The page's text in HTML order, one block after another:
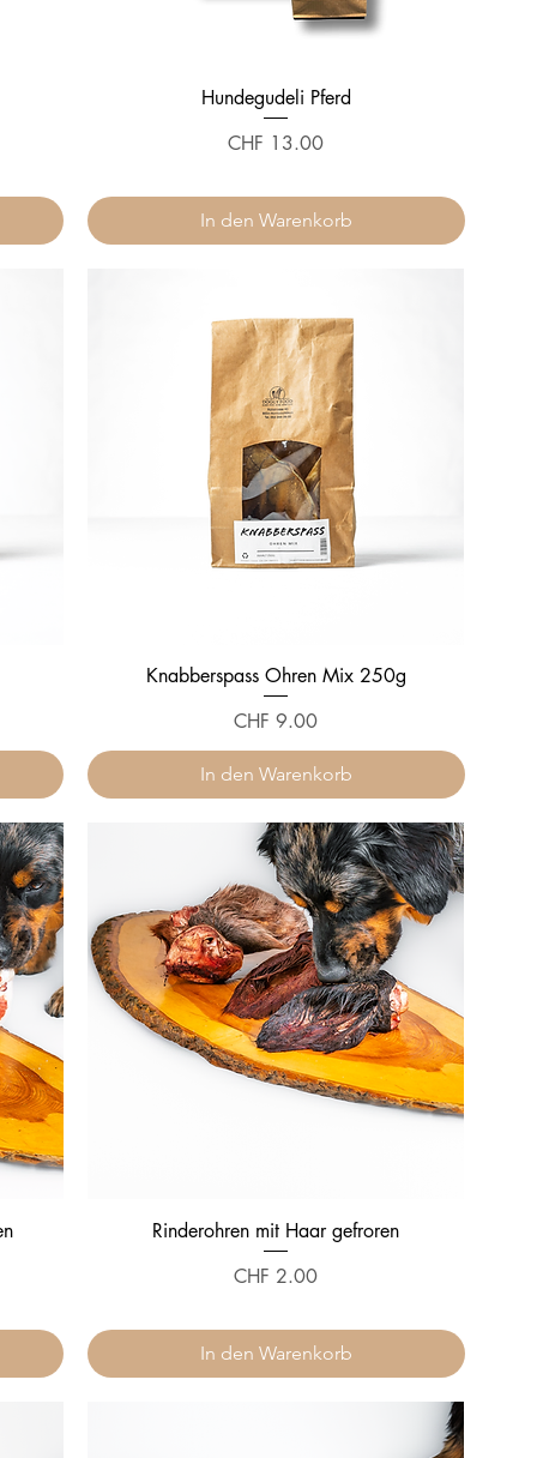
Hundegudeli Pferd
Preis
CHF 13.00
In den Warenkorb
Knabberspass Ohren Mix 250g
Preis
CHF 9.00
In den Warenkorb
Rinderohren mit Haar gefroren
Preis
CHF 2.00
In den Warenkorb